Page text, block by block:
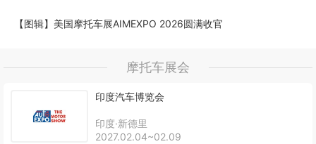
【图辑】美国摩托车展AIMEXPO 2026圆满收官
摩托车展会
印度汽车博览会
印度·新德里
2027.02.04~02.09